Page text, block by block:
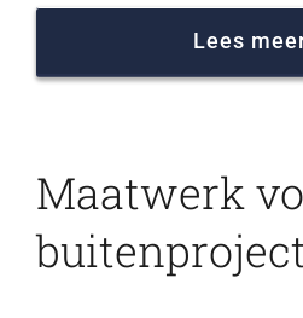
Lees
Maatwerk